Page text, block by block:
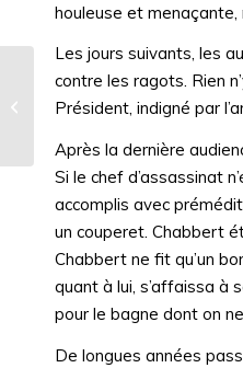
houleuse et
Les jours suivants, les
contre les ragots. Rien
Président, indigné par
Après la dernière
Si le chef d’assassinat
accomplis avec
un couperet. Chabbert
Chabbert ne fit qu’un
quant à lui, s’affaissa à
pour le bagne dont on
De longues années
UN CURE AU FOND DE